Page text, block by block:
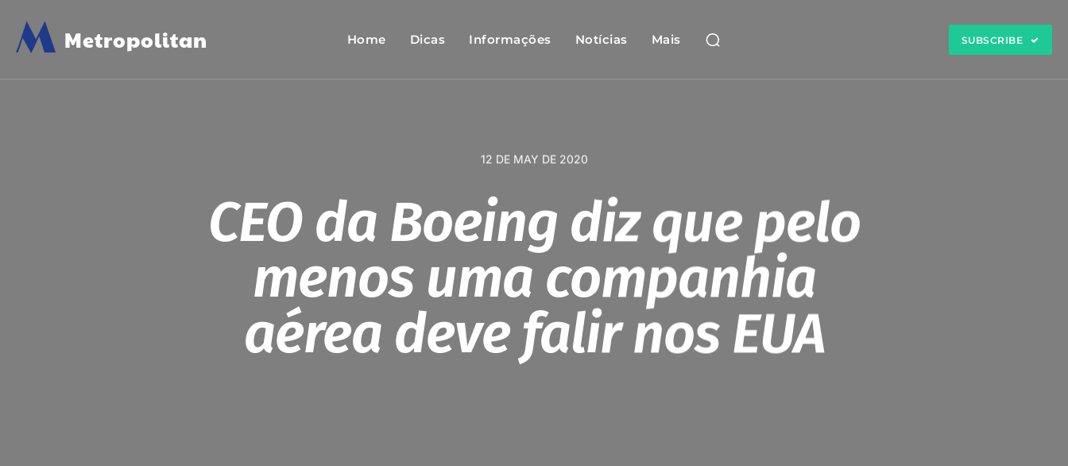
M Metropolitan Home Dicas Informações Notícias Mais SUBSCRIBE
12 DE MAY DE 2020
CEO da Boeing diz que pelo
menos uma companhia
aérea deve falir nos EUA